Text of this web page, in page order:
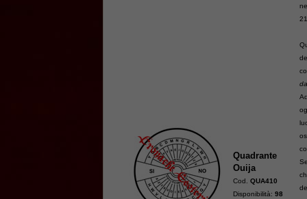
Quadrante
Ouija
Cod.QUA410
Disponibilità:98